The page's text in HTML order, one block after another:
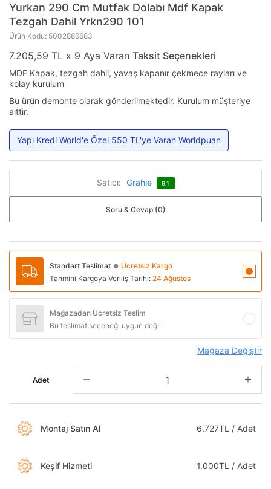
Yurkan 290 Cm Mutfak Dolabı Mdf Kapak
Tezgah Dahil Yrkn290 101
Ürün Kodu: 5002886683
7.205,59 TL x 9 Aya Varan Taksit Seçenekleri
MDF Kapak, tezgah dahil, yavaş kapanır çekmece rayları ve
kolay kurulum
Bu ürün demonte olarak gönderilmektedir. Kurulum müşteriye
aittir.
Yapı Kredi World'e Özel 550 TL'ye Varan Worldpuan
Satıcı: Grahie 9.1
Soru & Cevap (0)
Standart Teslimat ● Ücretsiz Kargo
Tahmini Kargoya Veriliş Tarihi: 24 Ağustos
Mağazadan Ücretsiz Teslim
Bu teslimat seçeneği uygun değil
Mağaza Değiştir
Adet
Montaj Satın Al 6.727TL / Adet
Keşif Hizmeti 1.000TL / Adet